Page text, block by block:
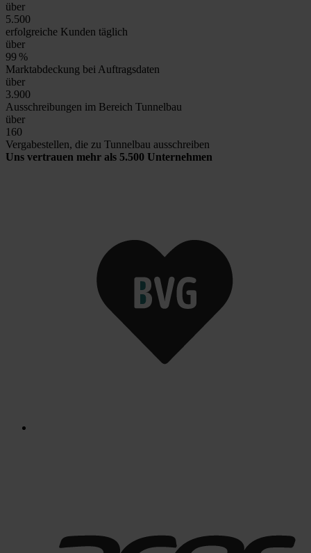
über
5.500
erfolgreiche Kunden täglich
über
99 %
Marktabdeckung bei Auftragsdaten
über
3.900
Ausschreibungen im Bereich Tunnelbau
über
160
Vergabestellen, die zu Tunnelbau ausschreiben
Uns vertrauen mehr als 5.500 Unternehmen